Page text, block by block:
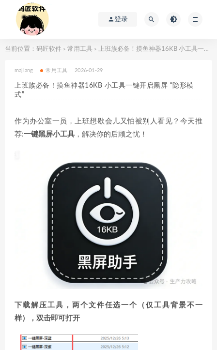
登录
当前位置： 码匠软件 > 常用工具 > 上班族必备！摸鱼神器16KB 小工具一键开启黑屏 “隐形模式”
majiang 常用工具 2026-01-29
上班族必备！摸鱼神器16KB 小工具一键开启黑屏 “隐形模
式”
作为办公室一员，上班想歇会儿又怕被别人看见？今天推
荐:一键黑屏小工具 ，解决你的后顾之忧！
下载解压工具，两个文件任选一个（仅工具背景不一
样），双击即可打开